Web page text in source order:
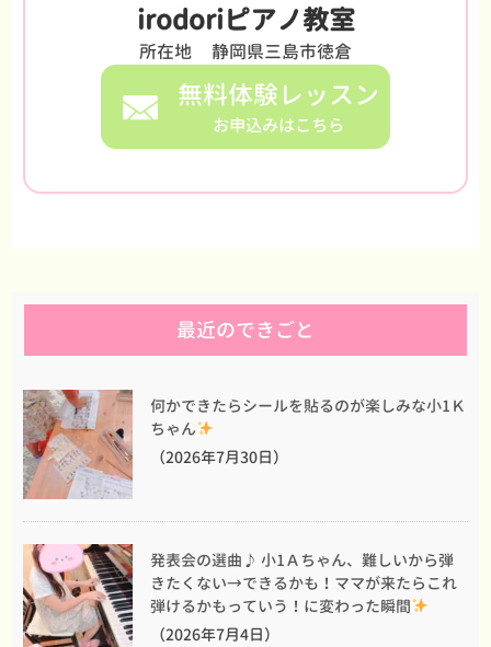
irodoriピアノ教室
所在地 静岡県三島市徳倉
無料体験レッスン
お申込みはこちら
最近のできごと
何かできたらシールを貼るのが楽しみな小1Ｋ
ちゃん
（2026年7月30日）
発表会の選曲♪ 小1Ａちゃん、難しいから弾
きたくない→できるかも！ママが来たらこれ
弾けるかもっていう！に変わった瞬間
（2026年7月4日）